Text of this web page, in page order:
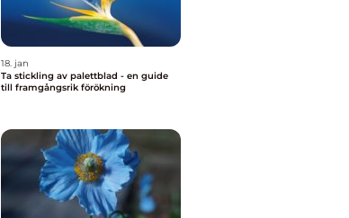
18. jan
Ta stickling av palettblad - en guide
till framgångsrik förökning